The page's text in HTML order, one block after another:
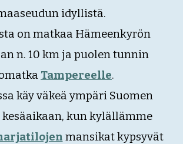
idyllistä.
on matkaa Hämeenkyrön
n. 10 km ja puolen tunnin
Tampereelle.
käy väkeä ympäri Suomen
kun kylällämme
mansikat kypsyvät